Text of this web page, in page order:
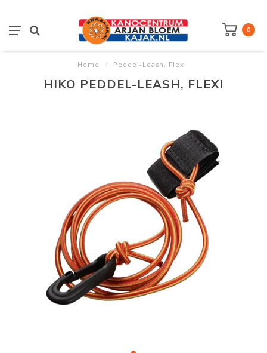
0
Home / Peddel-Leash, Flexi
HIKO PEDDEL-LEASH, FLEXI